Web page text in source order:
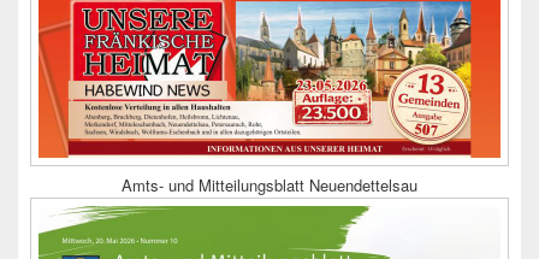
Amts- und Mitteilungsblatt Neuendettelsau